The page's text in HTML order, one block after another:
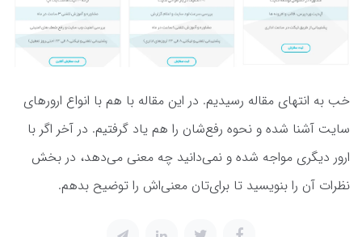
خب به انتهای مقاله رسیدیم. در این مقاله با هم با انواع ارورهای
سایت آشنا شده و نحوه رفع‌شان را هم یاد گرفتیم. در آخر اگر با
ارور دیگری مواجه شده و نمی‌دانید چه معنی می‌دهد، در بخش
نظرات آن را بنویسید تا برای‌تان معنی‌اش را توضیح بدهم.